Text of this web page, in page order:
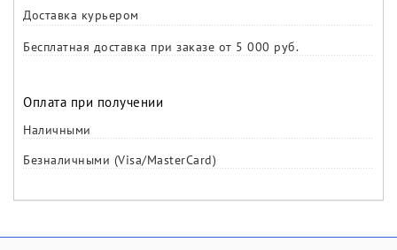
Доставка курьером
Бесплатная доставка при заказе от 5 000 руб.
Оплата при получении
Наличными
Безналичными (Visa/MasterCard)